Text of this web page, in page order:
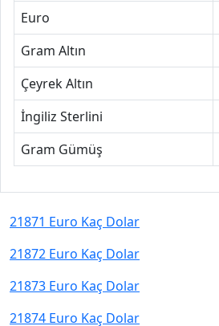
Euro
Gram Altın
Çeyrek Altın
İngiliz Sterlini
Gram Gümüş
21871 Euro Kaç Dolar
21872 Euro Kaç Dolar
21873 Euro Kaç Dolar
21874 Euro Kaç Dolar